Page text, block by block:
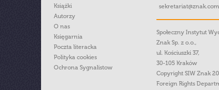
Książki
Autorzy
O nas
Księgarnia
Poczta literacka
Polityka cookies
Ochrona Sygnalistow
Społeczny Instytut
Znak Sp. z o.o.,
ul. Kościuszki 37,
30-105 Kraków
Copyright SIW Znak
Foreign Rights